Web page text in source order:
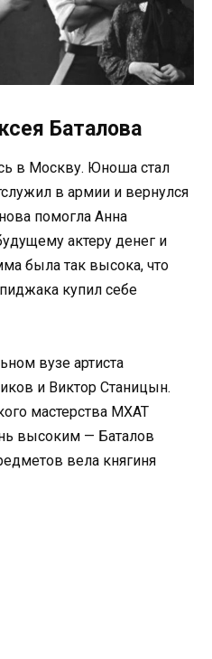
Баталова
в Москву. Юноша стал
в армии и вернулся
помогла Анна
актеру денег и
была так высока, что
купил себе
вузе артиста
и Виктор Станицын.
мастерства МХАТ
высоким — Баталов
вела княгиня